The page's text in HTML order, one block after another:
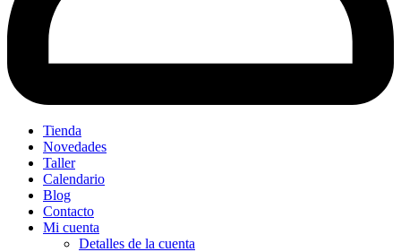
Tienda
Novedades
Taller
Calendario
Blog
Contacto
Mi cuenta
Detalles de la cuenta